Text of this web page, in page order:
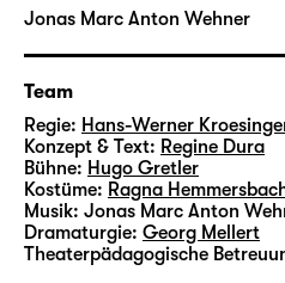
dura & kroesingergehen
gesellschaftliche
erlebt werden — dorthin,
zusammenfinden, um
auszuhandeln, Konflikte
schüren, zu den
Initiativen, die
Das Ergebnis dieser
Oktober in der
Jonas Marc Anton Wehner
Team
Regie: Hans-Werner
Konzept & Text: Regine Dura
Bühne: Hugo Gretler
Kostüme: Ragna
Musik: Jonas Marc Anton
Dramaturgie: Georg Mellert
Theaterpädagogische